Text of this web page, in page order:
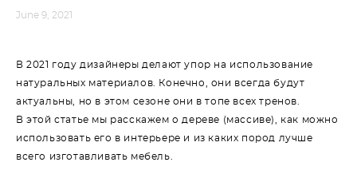
June 9, 2021
В 2021 году дизайнеры делают упор на использование
натуральных материалов. Конечно, они всегда будут
актуальны, но в этом сезоне они в топе всех тренов.
В этой статье мы расскажем о дереве (массиве), как можно
использовать его в интерьере и из каких пород лучше
всего изготавливать мебель.